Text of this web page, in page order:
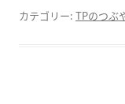
カテゴリー: TPのつぶ